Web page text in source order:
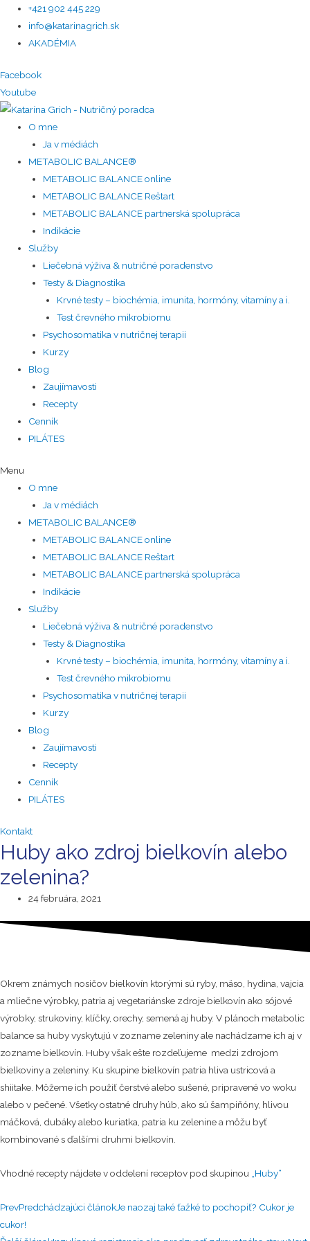
+421 902 445 229
info@katarinagrich.sk
AKADÉMIA
Facebook
Youtube
O mne
Ja v médiách
METABOLIC BALANCE®
METABOLIC BALANCE online
METABOLIC BALANCE Reštart
METABOLIC BALANCE partnerská spolupráca
Indikácie
Služby
Liečebná výživa & nutričné poradenstvo
Testy & Diagnostika
Krvné testy – biochémia, imunita, hormóny, vitamíny a i.
Test črevného mikrobiomu
Psychosomatika v nutričnej terapii
Kurzy
Blog
Zaujímavosti
Recepty
Cenník
PILÁTES
Menu
O mne
Ja v médiách
METABOLIC BALANCE®
METABOLIC BALANCE online
METABOLIC BALANCE Reštart
METABOLIC BALANCE partnerská spolupráca
Indikácie
Služby
Liečebná výživa & nutričné poradenstvo
Testy & Diagnostika
Krvné testy – biochémia, imunita, hormóny, vitamíny a i.
Test črevného mikrobiomu
Psychosomatika v nutričnej terapii
Kurzy
Blog
Zaujímavosti
Recepty
Cenník
PILÁTES
Kontakt
Huby ako zdroj bielkovín alebo
zelenina?
24 februára, 2021
Okrem známych nosičov bielkovín ktorými sú ryby, mäso, hydina, vajcia
a mliečne výrobky, patria aj vegetariánske zdroje bielkovín ako sójové
výrobky, strukoviny, klíčky, orechy, semená aj huby. V plánoch metabolic
balance sa huby vyskytujú v zozname zeleniny ale nachádzame ich aj v
zozname bielkovín. Huby však ešte rozdeľujeme medzi zdrojom
bielkoviny a zeleniny. Ku skupine bielkovín patria hliva ustricová a
shiitake. Môžeme ich použiť čerstvé alebo sušené, pripravené vo woku
alebo v pečené. Všetky ostatné druhy húb, ako sú šampiňóny, hlivou
máčková, dubáky alebo kuriatka, patria ku zelenine a môžu byť
kombinované s ďalšími druhmi bielkovín.
Vhodné recepty nájdete v oddelení receptov pod skupinou „Huby“
PrevPredchádzajúci článokJe naozaj také ťažké to pochopiť? Cukor je
cukor!